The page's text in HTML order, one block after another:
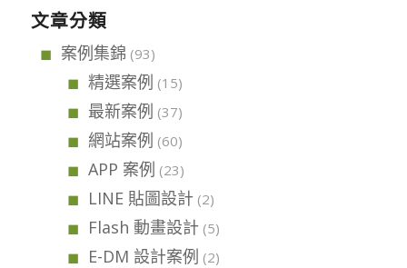
文章分類
案例集錦 (93)
精選案例 (15)
最新案例 (37)
網站案例 (60)
APP 案例 (23)
LINE 貼圖設計(2)
Flash 動畫設計(5)
E-DM 設計案例 (2)